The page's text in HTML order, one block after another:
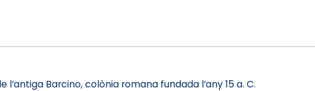
Barcino, colònia romana fundada l’any 15 a. C.